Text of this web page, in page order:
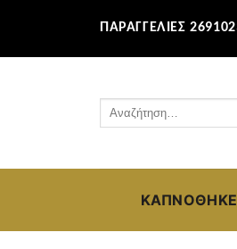
περιεχόμενο
ΠΑΡΑΓΓΕΛΊΕΣ